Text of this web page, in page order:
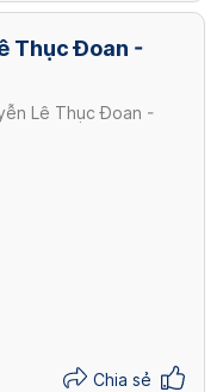
Thục Đoan -
Lê Thục Đoan -
Chia sẻ